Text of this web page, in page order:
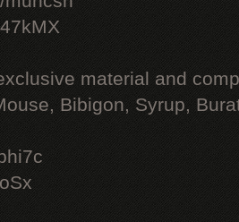
material and
Bibigon, Syrup,